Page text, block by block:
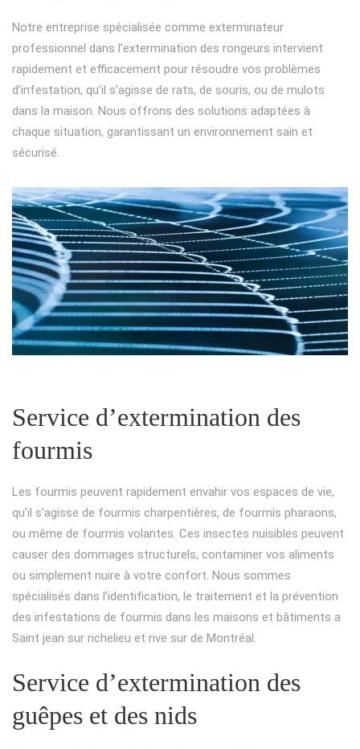
Notre entreprise spécialisée comme exterminateur
professionnel dans l’extermination des rongeurs intervient
rapidement et efficacement pour résoudre vos problèmes
d’infestation, qu’il s’agisse de rats, de souris, ou de mulots
dans la maison. Nous offrons des solutions adaptées à
chaque situation, garantissant un environnement sain et
sécurisé.
Service d’extermination des
fourmis
Les fourmis peuvent rapidement envahir vos espaces de vie,
qu’il s’agisse de fourmis charpentières, de fourmis pharaons,
ou même de fourmis volantes. Ces insectes nuisibles peuvent
causer des dommages structurels, contaminer vos aliments
ou simplement nuire à votre confort. Nous sommes
spécialisés dans l’identification, le traitement et la prévention
des infestations de fourmis dans les maisons et bâtiments a
Saint jean sur richelieu et rive sur de Montréal.
Service d’extermination des
guêpes et des nids